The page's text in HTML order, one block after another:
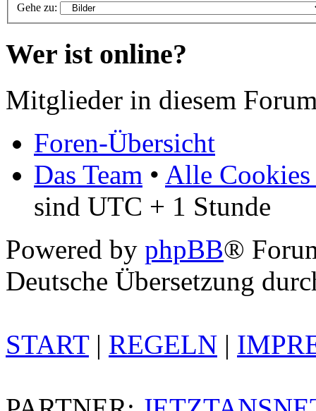
Gehe zu:
Wer ist online?
Mitglieder in diesem
Foren-Übersicht
Das Team • Alle Cookies
sind UTC + 1 Stunde
Powered by phpBB®
Deutsche Übersetzung
START| REGELN |